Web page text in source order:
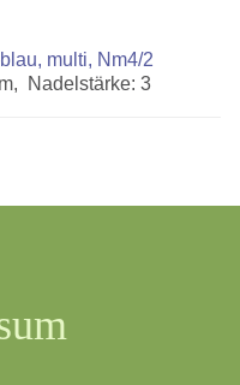
multi, Nm4/2
Nadelstärke: 3